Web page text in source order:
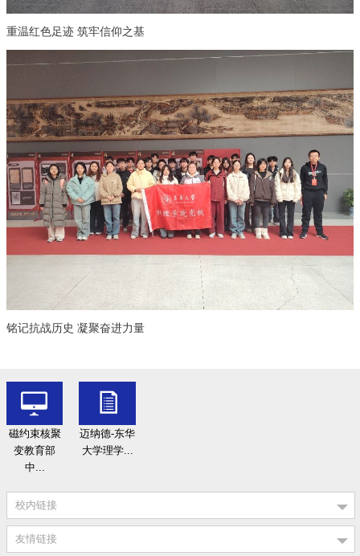
重温红色足迹 筑牢信仰之基
铭记抗战历史 凝聚奋进力量
磁约束核聚
变教育部
中...
迈纳德-东华
大学理学...
校内链接
友情链接